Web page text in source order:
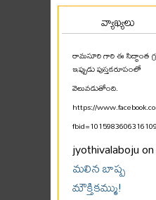
వ్యాఖ్యలు
రామసూరి గారి ఈ సిద్ధాంత
ఇప్పుడు పుస్తకరూపంలో
వెలువడుతోంది.
https://
jyothivalaboju on
మలిన బాష్ప
మౌక్తికమ్ము!